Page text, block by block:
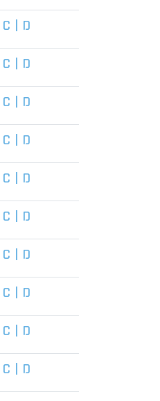
C D
C D
C D
C D
C D
C D
C D
C D
C D
C D